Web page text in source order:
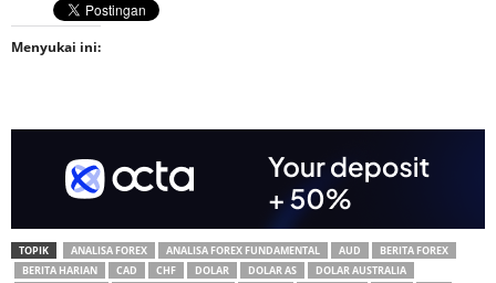
Menyukai ini:
TOPIK ANALISA FOREX ANALISA FOREX FUNDAMENTAL AUD
BERITA FOREX
BERITA HARIAN
CAD CHF DOLAR DOLAR AS
DOLAR AUSTRALIA